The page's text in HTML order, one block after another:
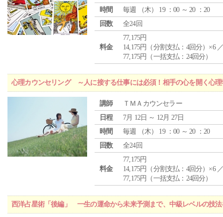
時間
毎週 （木） 19 ：00 ～ 20 ：20
回数
全24回
料金
77,175円
14,175円（分割支払：4回分）×6
77,175円（一括支払：24回分）
心理カウンセリング ～人に接する仕事には必須！相手の心を開く心理
講師
ＴＭＡカウンセラー
日程
7月 12日 ～ 12月 27日
時間
毎週 （木） 19 ：00 ～ 20 ：20
回数
全24回
料金
77,175円
14,175円（分割支払：4回分）×6
77,175円（一括支払：24回分）
西洋占星術「後編」 一生の運命から未来予測まで、中級レベルの技法